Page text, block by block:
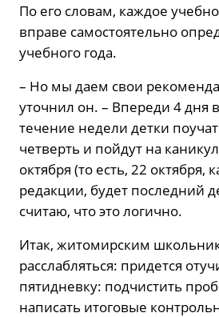
По его словам, каждое
вправе самостоятельно
учебного года.
– Но мы даем свои
уточнил он. – Впереди 4 дня
течение недели детки
четверть и пойдут на
октября (то есть, 22 октября,
редакции, будет последний
считаю, что это логично.
Итак, житомирским
расслабляться: придется
пятидневку: подчистить
написать итоговые